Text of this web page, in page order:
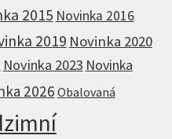
2015 Novinka 2016
2019 Novinka 2020
Novinka 2023 Novinka
2026 Obalovaná